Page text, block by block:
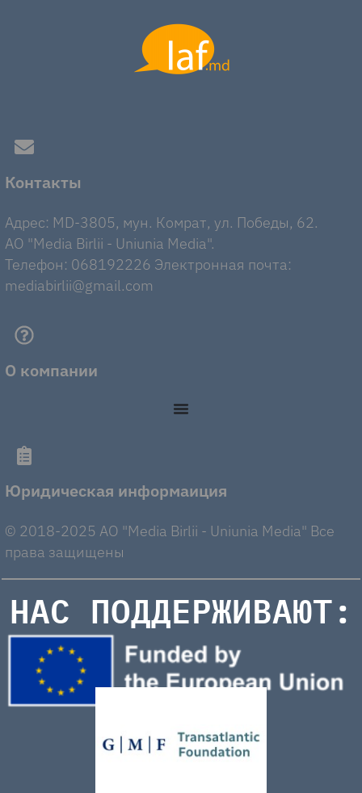
Контакты
Адрес: MD-3805, мун. Комрат, ул. Победы, 62.
AO "Media Birlii - Uniunia Media".
Телефон: 068192226 Электронная почта:
mediabirlii@gmail.com
О компании
Юридическая информаиция
© 2018-2025 AO "Media Birlii - Uniunia Media" Все
права защищены
НАС ПОДДЕРЖИВАЮТ: